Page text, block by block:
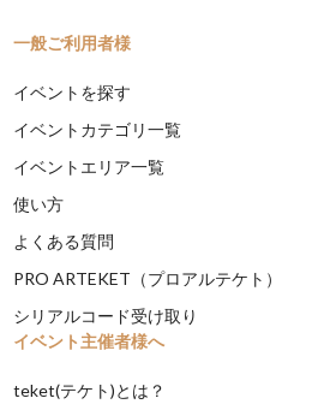
一般ご利用者様
イベントを探す
イベントカテゴリ一覧
イベントエリア一覧
使い方
よくある質問
PRO ARTEKET（プロアルテケト）
シリアルコード受け取り
イベント主催者様へ
teket(テケト)とは？